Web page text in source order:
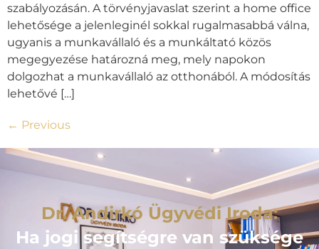
szabályozásán. A törvényjavaslat szerint a home office
lehetősége a jelenleginél sokkal rugalmasabbá válna,
ugyanis a munkavállaló és a munkáltató közös
megegyezése határozná meg, mely napokon
dolgozhat a munkavállaló az otthonából. A módosítás
lehetővé […]
← Previous
Dr. Andirkó Ügyvédi Iroda:
Ha jogi segítségre van szüksége